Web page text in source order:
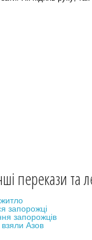
перекази та
запорожці
запорожців
Азов